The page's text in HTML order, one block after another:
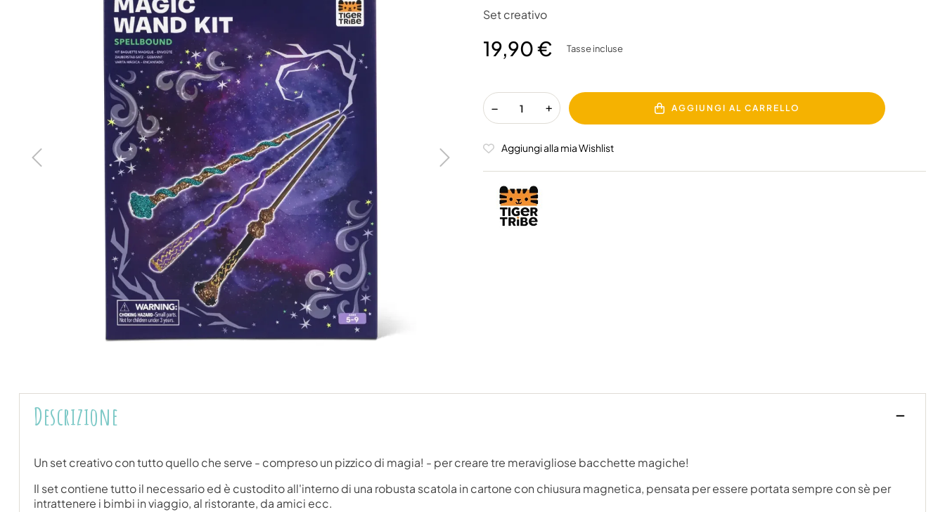
Set creativo
19,90 € Tasse incluse
AGGIUNGI AL CARRELLO
Aggiungi alla mia Wishlist
Descrizione
Un set creativo con tutto quello che serve - compreso un pizzico di magia! - per creare tre meravigliose bacchette magiche!
Il set contiene tutto il necessario ed è custodito all'interno di una robusta scatola in cartone con chiusura magnetica, pensata per essere portata sempre con sè per
intrattenere i bimbi in viaggio, al ristorante, da amici ecc.